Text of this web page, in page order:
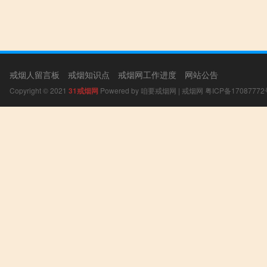
戒烟人留言板 戒烟知识点 戒烟网工作进度 网站公告
Copyright © 2021 31戒烟网 Powered by 咱要戒烟网 | 戒烟网 粤ICP备17087772